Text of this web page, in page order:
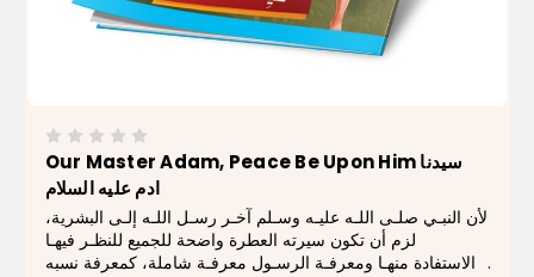
Our Master Adam, Peace Be Upon Him سيدنا
ادم علیه السلام
لأن النبـي صلـى اللـه عليـه وسـلم آخـر رسـل اللـه إلـى البشرية،
لزم أن تكون سيرته العطرة واضحة للجميع للنظـر فيهـا
والاستفادة منهـا ومعرفـة الرسـول معرفـة شاملة، كمعرفة نسبه